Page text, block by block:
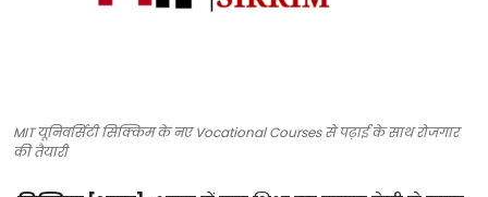
संपादकीय
बिज़नेस
MIT यूनिवर्सिटी सिक्किम के नए Vocational Courses से पढ़ाई के साथ रोजगार
की तैयारी